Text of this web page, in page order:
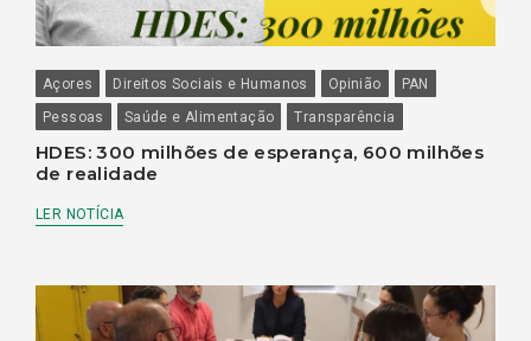
Açores Direitos Sociais e Humanos Opinião
PAN
Pessoas
Saúde e Alimentação Transparência
HDES: 300 milhões de esperança, 600 milhões
de realidade
LER NOTÍCIA